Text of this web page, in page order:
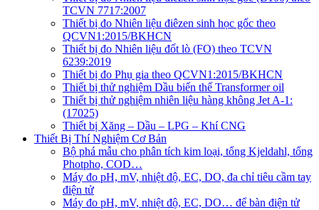
TCVN 7717:2007
Thiết bị đo Nhiên liệu điêzen sinh học gốc theo
QCVN1:2015/BKHCN
Thiết bị đo Nhiên liệu đốt lò (FO) theo TCVN
6239:2019
Thiết bị đo Phụ gia theo QCVN1:2015/BKHCN
Thiết bị thử nghiệm Dầu biến thế Transformer oil
Thiết bị thử nghiệm nhiên liệu hàng không Jet A-1:
(17025)
Thiết bị Xăng – Dầu – LPG – Khí CNG
Thiết Bị Thí Nghiệm Cơ Bản
Bộ phá mẫu cho phân tích kim loại, tổng Kjeldahl, tổng
Photpho, COD…
Máy đo pH, mV, nhiệt độ, EC, DO, đa chỉ tiêu cầm tay
điện tử
Máy đo pH, mV, nhiệt độ, EC, DO… để bàn điện tử